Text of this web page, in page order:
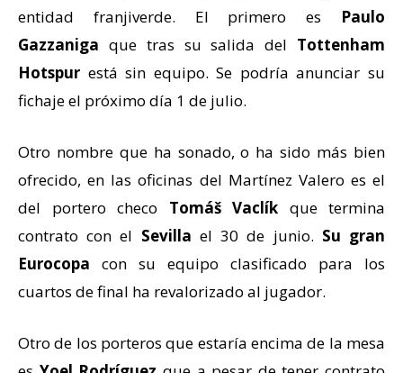
entidad franjiverde. El primero es Paulo
Gazzaniga que tras su salida del Tottenham
Hotspur está sin equipo. Se podría anunciar su
fichaje el próximo día 1 de julio.
Otro nombre que ha sonado, o ha sido más bien
ofrecido, en las oficinas del Martínez Valero es el
del portero checo Tomáš Vaclík que termina
contrato con el Sevilla el 30 de junio. Su gran
Eurocopa con su equipo clasificado para los
cuartos de final ha revalorizado al jugador.
Otro de los porteros que estaría encima de la mesa